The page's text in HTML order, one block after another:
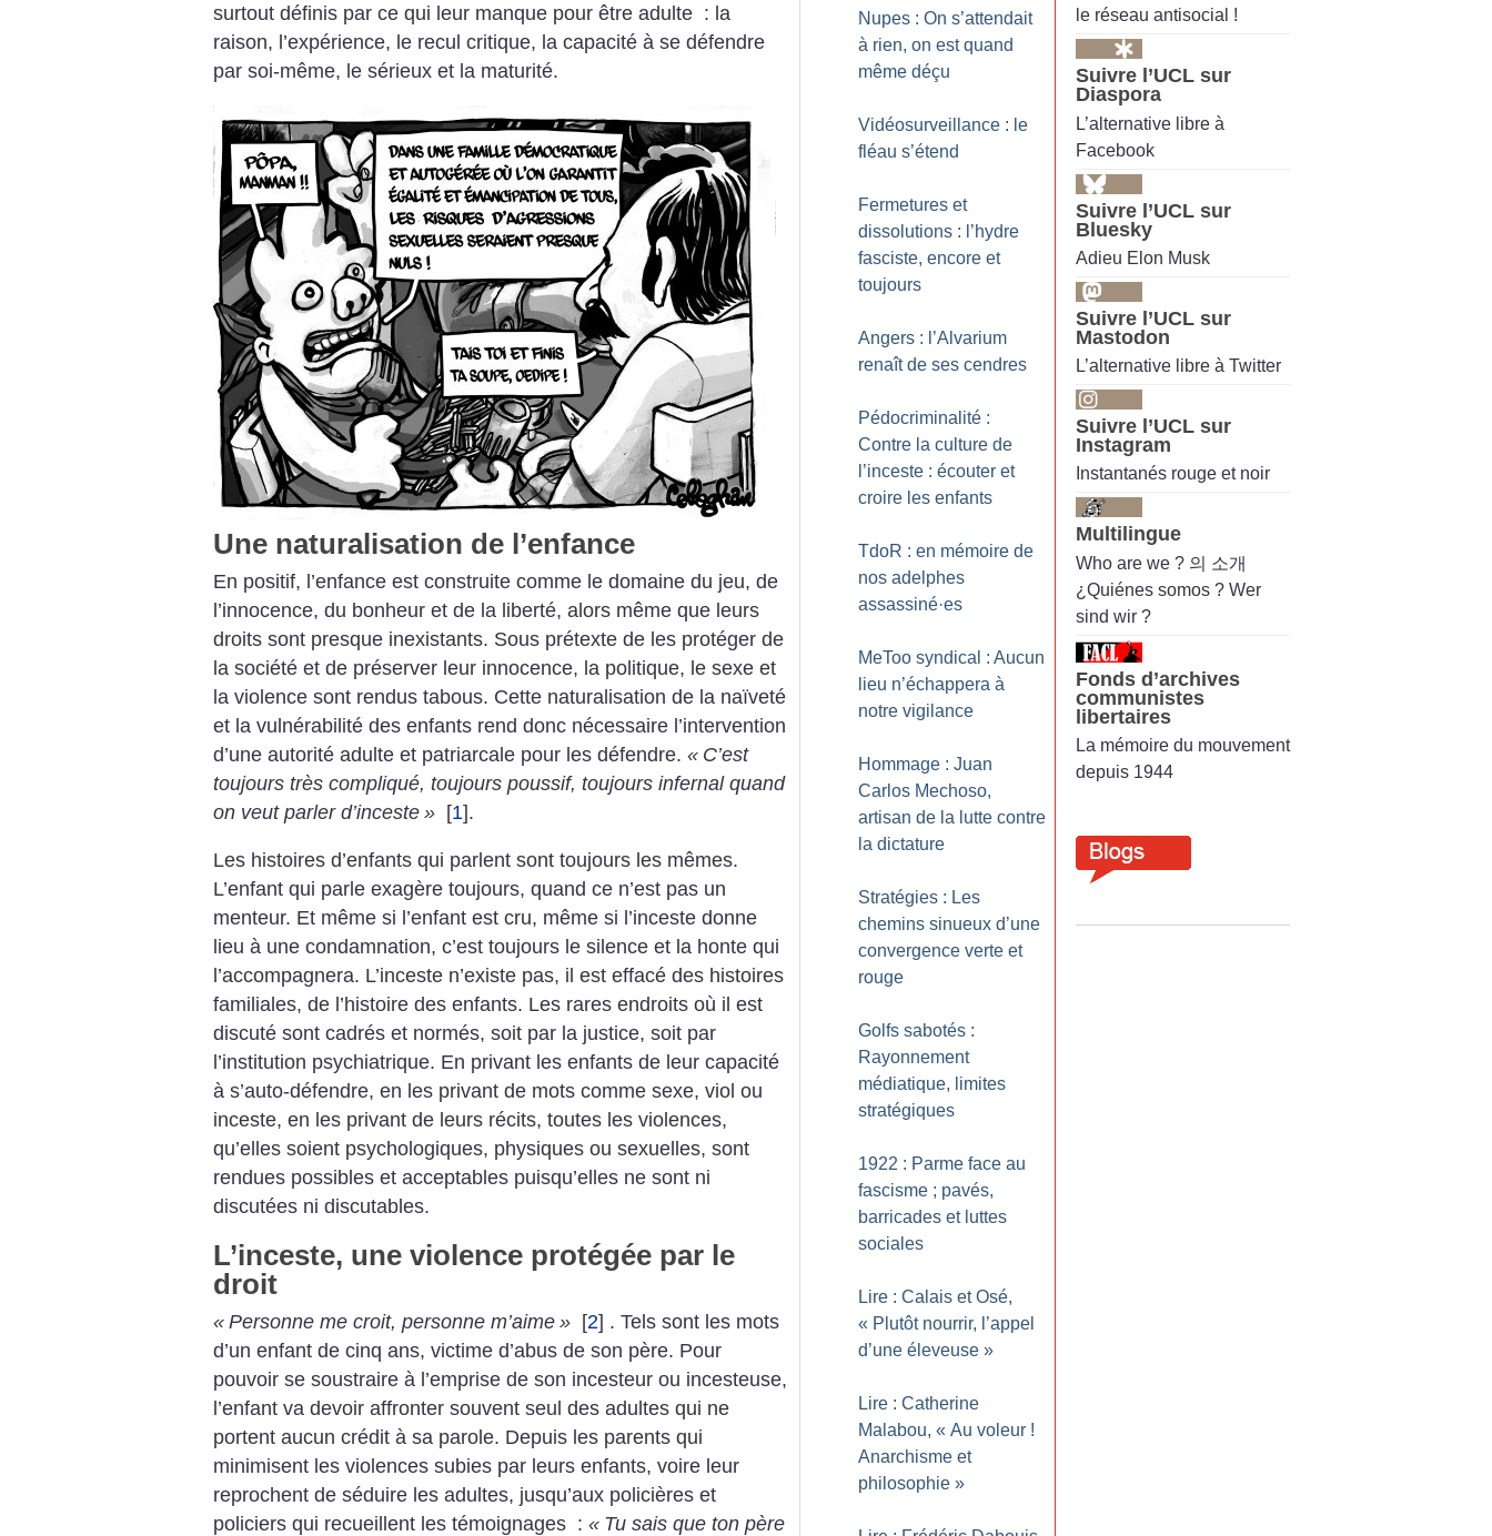
surtout définis par ce qui leur manque pour être adulte : la
raison, l’expérience, le recul critique, la capacité à se défendre
par soi-même, le sérieux et la maturité.
Une naturalisation de l’enfance
En positif, l’enfance est construite comme le domaine du jeu, de
l’innocence, du bonheur et de la liberté, alors même que leurs
droits sont presque inexistants. Sous prétexte de les protéger de
la société et de préserver leur innocence, la politique, le sexe et
la violence sont rendus tabous. Cette naturalisation de la naïveté
et la vulnérabilité des enfants rend donc nécessaire l’intervention
d’une autorité adulte et patriarcale pour les défendre. « C’est
toujours très compliqué, toujours poussif, toujours infernal quand
on veut parler d’inceste » [1].
Les histoires d’enfants qui parlent sont toujours les mêmes.
L’enfant qui parle exagère toujours, quand ce n’est pas un
menteur. Et même si l’enfant est cru, même si l’inceste donne
lieu à une condamnation, c’est toujours le silence et la honte qui
l’accompagnera. L’inceste n’existe pas, il est effacé des histoires
familiales, de l’histoire des enfants. Les rares endroits où il est
discuté sont cadrés et normés, soit par la justice, soit par
l’institution psychiatrique. En privant les enfants de leur capacité
à s’auto-défendre, en les privant de mots comme sexe, viol ou
inceste, en les privant de leurs récits, toutes les violences,
qu’elles soient psychologiques, physiques ou sexuelles, sont
rendues possibles et acceptables puisqu’elles ne sont ni
discutées ni discutables.
L’inceste, une violence protégée par le
droit
« Personne me croit, personne m’aime » [2] . Tels sont les mots
d’un enfant de cinq ans, victime d’abus de son père. Pour
pouvoir se soustraire à l’emprise de son incesteur ou incesteuse,
l’enfant va devoir affronter souvent seul des adultes qui ne
portent aucun crédit à sa parole. Depuis les parents qui
minimisent les violences subies par leurs enfants, voire leur
reprochent de séduire les adultes, jusqu’aux policières et
policiers qui recueillent les témoignages : « Tu sais que ton père
Nupes : On s’attendait
à rien, on est quand
même déçu
Vidéosurveillance : le
fléau s’étend
Fermetures et
dissolutions : l’hydre
fasciste, encore et
toujours
Angers : l’Alvarium
renaît de ses cendres
Pédocriminalité :
Contre la culture de
l’inceste : écouter et
croire les enfants
TdoR : en mémoire de
nos adelphes
assassiné·es
MeToo syndical : Aucun
lieu n’échappera à
notre vigilance
Hommage : Juan
Carlos Mechoso,
artisan de la lutte contre
la dictature
Stratégies : Les
chemins sinueux d’une
convergence verte et
rouge
Golfs sabotés :
Rayonnement
médiatique, limites
stratégiques
1922 : Parme face au
fascisme ; pavés,
barricades et luttes
sociales
Lire : Calais et Osé,
« Plutôt nourrir, l’appel
d’une éleveuse »
Lire : Catherine
Malabou, « Au voleur !
Anarchisme et
philosophie »
le réseau antisocial !
Suivre l’UCL sur
Diaspora
L’alternative libre à
Facebook
Suivre l’UCL sur
Bluesky
Adieu Elon Musk
Suivre l’UCL sur
Mastodon
L’alternative libre à Twitter
Suivre l’UCL sur
Instagram
Instantanés rouge et noir
Multilingue
Who are we ? 의 소개
¿Quiénes somos ? Wer
sind wir ?
Fonds d’archives
communistes
libertaires
La mémoire du mouvement
depuis 1944